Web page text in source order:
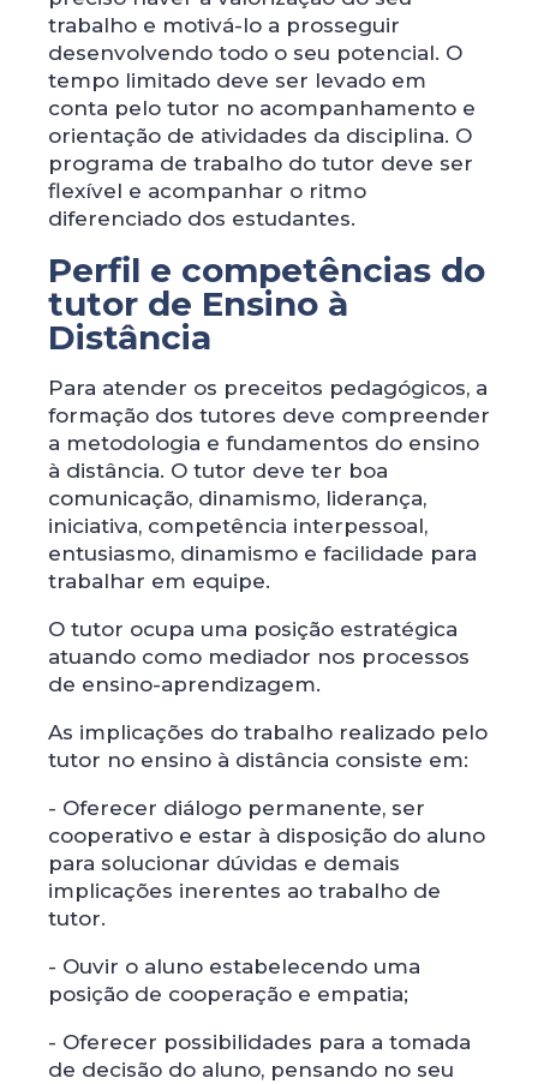
trabalho e motivá-lo a prosseguir
desenvolvendo todo o seu potencial. O
tempo limitado deve ser levado em
conta pelo tutor no acompanhamento e
orientação de atividades da disciplina. O
programa de trabalho do tutor deve ser
flexível e acompanhar o ritmo
diferenciado dos estudantes.
Perfil e competências do
tutor de Ensino à
Distância
Para atender os preceitos pedagógicos, a
formação dos tutores deve compreender
a metodologia e fundamentos do ensino
à distância. O tutor deve ter boa
comunicação, dinamismo, liderança,
iniciativa, competência interpessoal,
entusiasmo, dinamismo e facilidade para
trabalhar em equipe.
O tutor ocupa uma posição estratégica
atuando como mediador nos processos
de ensino-aprendizagem.
As implicações do trabalho realizado pelo
tutor no ensino à distância consiste em:
- Oferecer diálogo permanente, ser
cooperativo e estar à disposição do aluno
para solucionar dúvidas e demais
implicações inerentes ao trabalho de
tutor.
- Ouvir o aluno estabelecendo uma
posição de cooperação e empatia;
- Oferecer possibilidades para a tomada
de decisão do aluno, pensando no seu